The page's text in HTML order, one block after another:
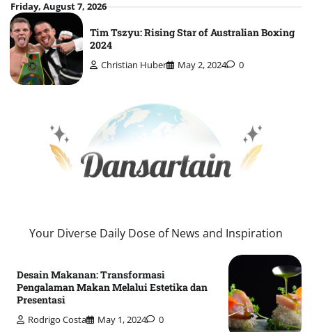
Skip
to
content
Friday, August 7, 2026
Tim Tszyu: Rising Star of Australian Boxing
2024
Christian Huber May 2, 2024 0
Your Diverse Daily Dose of News and Inspiration
Desain Makanan: Transformasi
Pengalaman Makan Melalui Estetika dan
Presentasi
Rodrigo Costa May 1, 2024 0